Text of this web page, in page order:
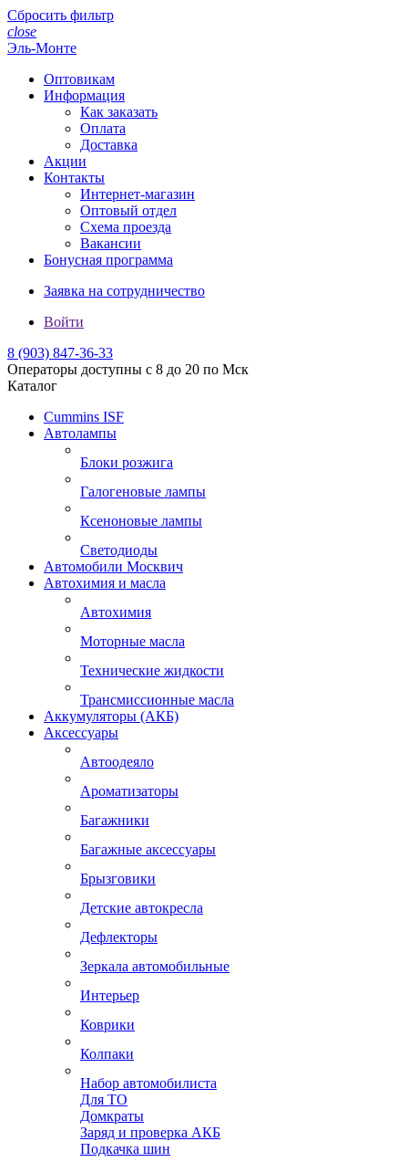
Сбросить фильтр
close
Эль-Монте
Оптовикам
Информация
Как заказать
Оплата
Доставка
Акции
Контакты
Интернет-магазин
Оптовый отдел
Схема проезда
Вакансии
Бонусная программа
Заявка на сотрудничество
Войти
8 (903) 847-36-33
Операторы доступны с 8 до 20 по Мск
Каталог
Cummins ISF
Автолампы
Блоки розжига
Галогеновые лампы
Ксеноновые лампы
Светодиоды
Автомобили Москвич
Автохимия и масла
Автохимия
Моторные масла
Технические жидкости
Трансмиссионные масла
Аккумуляторы (АКБ)
Аксессуары
Автоодеяло
Ароматизаторы
Багажники
Багажные аксессуары
Брызговики
Детские автокресла
Дефлекторы
Зеркала автомобильные
Интерьер
Коврики
Колпаки
Набор автомобилиста
Для ТО
Домкраты
Заряд и проверка АКБ
Подкачка шин